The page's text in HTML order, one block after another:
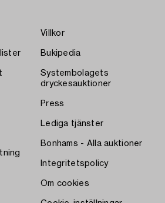
Villkor
Bukipedia
Systembolagets
dryckesauktioner
Press
Lediga tjänster
Bonhams - Alla auktioner
Integritetspolicy
Om cookies